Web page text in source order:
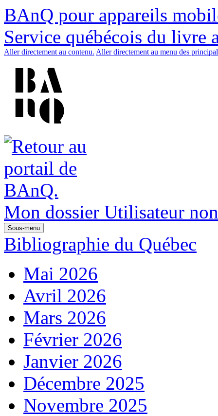
BAnQ pour appareils
Service québécois du livre
Aller directement au contenu. Aller directement au menu des
Mon dossier Utilisateur
Sous-menu
Bibliographie du Québec
Mai 2026
Avril 2026
Mars 2026
Février 2026
Janvier 2026
Décembre 2025
Novembre 2025